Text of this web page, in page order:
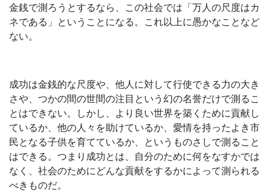
金銭で測ろうとするなら、この社会では「万人の尺度はカ
ネである」ということになる。これ以上に愚かなことなど
ない。
成功は金銭的な尺度や、他人に対して行使できる力の大き
さや、つかの間の世間の注目という幻の名誉だけで測るこ
とはできない。しかし、より良い世界を築くために貢献し
ているか、他の人々を助けているか、愛情を持ったよき市
民となる子供を育てているか、というものさしで測ること
はできる。つまり成功とは、自分のために何をなすかでは
なく、社会のためにどんな貢献をするかによって測られる
べきものだ。